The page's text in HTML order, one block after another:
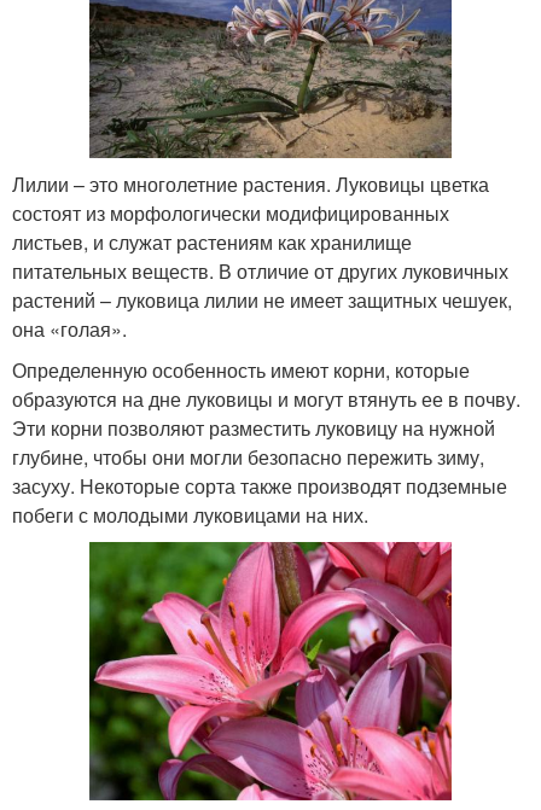
Лилии – это многолетние растения. Луковицы цветка
состоят из морфологически модифицированных
листьев, и служат растениям как хранилище
питательных веществ. В отличие от других луковичных
растений – луковица лилии не имеет защитных чешуек,
она «голая».
Определенную особенность имеют корни, которые
образуются на дне луковицы и могут втянуть ее в почву.
Эти корни позволяют разместить луковицу на нужной
глубине, чтобы они могли безопасно пережить зиму,
засуху. Некоторые сорта также производят подземные
побеги с молодыми луковицами на них.